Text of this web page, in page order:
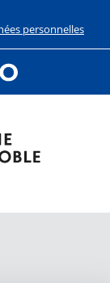
personnelles